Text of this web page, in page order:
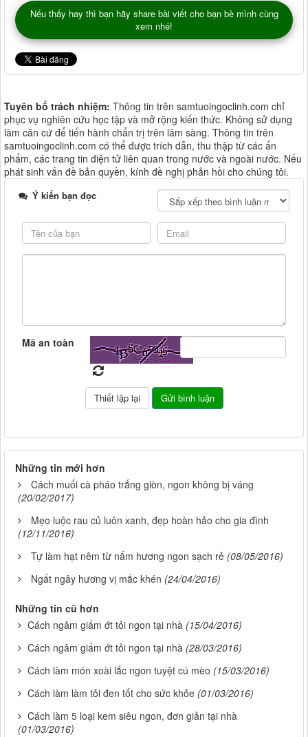
Nếu thấy hay thì bạn hãy share bài viết cho bạn bè mình cùng
xem nhé!
Tuyên bố trách nhiệm: Thông tin trên samtuoingoclinh.com chỉ
phục vụ nghiên cứu học tập và mở rộng kiến thức. Không sử dụng
làm căn cứ để tiến hành chẩn trị trên lâm sàng. Thông tin trên
samtuoingoclinh.com có thể được trích dẫn, thu thập từ các ấn
phẩm, các trang tin điện tử liên quan trong nước và ngoài nước. Nếu
phát sinh vấn đề bản quyền, kính đề nghị phản hồi cho chúng tôi.
Ý kiến bạn đọc
Mã an toàn
Những tin mới hơn
Cách muối cà pháo trắng giòn, ngon không bị váng
(20/02/2017)
Mẹo luộc rau củ luôn xanh, đẹp hoàn hảo cho gia đình
(12/11/2016)
Tự làm hạt nêm từ nấm hương ngon sạch rẻ (08/05/2016)
Ngất ngây hương vị mắc khén (24/04/2016)
Những tin cũ hơn
Cách ngâm giấm ớt tỏi ngon tại nhà (15/04/2016)
Cách ngâm giấm ớt tỏi ngon tại nhà (28/03/2016)
Cách làm món xoài lắc ngon tuyệt cú mèo (15/03/2016)
Cách làm làm tỏi đen tốt cho sức khỏe (01/03/2016)
Cách làm 5 loại kem siêu ngon, đơn giản tại nhà
(01/03/2016)